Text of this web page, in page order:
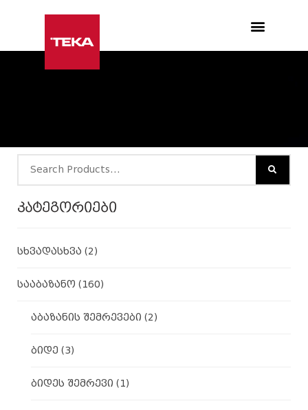
კატეგორიები
სხვადასხვა (2)
სააბაზანო (160)
აბაზანის შემრევები (2)
ბიდე (3)
ბიდეს შემრევი (1)